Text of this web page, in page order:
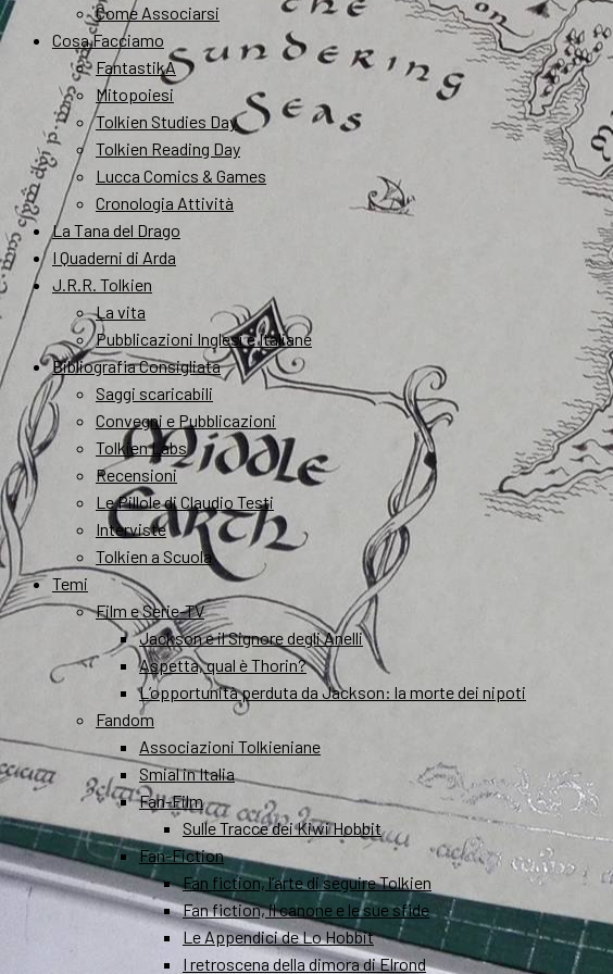
Come Associarsi
Cosa Facciamo
FantastikA
Mitopoiesi
Tolkien Studies Day
Tolkien Reading Day
Lucca Comics & Games
Cronologia Attività
La Tana del Drago
I Quaderni di Arda
J.R.R. Tolkien
La vita
Pubblicazioni Inglesi e Italiane
Bibliografia Consigliata
Saggi scaricabili
Convegni e Pubblicazioni
Tolkien Labs
Recensioni
Le Pillole di Claudio Testi
Interviste
Tolkien a Scuola
Temi
Film e Serie-TV
Jackson e il Signore degli Anelli
Aspetta, qual è Thorin?
L’opportunità perduta da Jackson: la morte dei nipoti
Fandom
Associazioni Tolkieniane
Smial in Italia
Fan-Film
Sulle Tracce dei Kiwi Hobbit
Fan-Fiction
Fan fiction, l’arte di seguire Tolkien
Fan fiction, il canone e le sue sfide
Le Appendici de Lo Hobbit
I retroscena della dimora di Elrond